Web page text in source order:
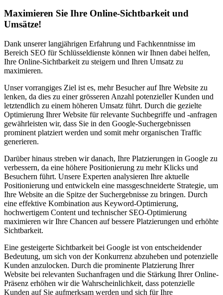
Maximieren Sie Ihre Online-Sichtbarkeit und
Umsätze!
Dank unserer langjährigen Erfahrung und Fachkenntnisse im
Bereich SEO für Schlüsseldienste können wir Ihnen dabei helfen,
Ihre Online-Sichtbarkeit zu steigern und Ihren Umsatz zu
maximieren.
Unser vorrangiges Ziel ist es, mehr Besucher auf Ihre Website zu
lenken, da dies zu einer grösseren Anzahl potenzieller Kunden und
letztendlich zu einem höheren Umsatz führt. Durch die gezielte
Optimierung Ihrer Website für relevante Suchbegriffe und -anfragen
gewährleisten wir, dass Sie in den Google-Suchergebnissen
prominent platziert werden und somit mehr organischen Traffic
generieren.
Darüber hinaus streben wir danach, Ihre Platzierungen in Google zu
verbessern, da eine höhere Positionierung zu mehr Klicks und
Besuchern führt. Unsere Experten analysieren Ihre aktuelle
Positionierung und entwickeln eine massgeschneiderte Strategie, um
Ihre Website an die Spitze der Suchergebnisse zu bringen. Durch
eine effektive Kombination aus Keyword-Optimierung,
hochwertigem Content und technischer SEO-Optimierung
maximieren wir Ihre Chancen auf bessere Platzierungen und erhöhte
Sichtbarkeit.
Eine gesteigerte Sichtbarkeit bei Google ist von entscheidender
Bedeutung, um sich von der Konkurrenz abzuheben und potenzielle
Kunden anzulocken. Durch die prominente Platzierung Ihrer
Website bei relevanten Suchanfragen und die Stärkung Ihrer Online-
Präsenz erhöhen wir die Wahrscheinlichkeit, dass potenzielle
Kunden auf Sie aufmerksam werden und sich für Ihre